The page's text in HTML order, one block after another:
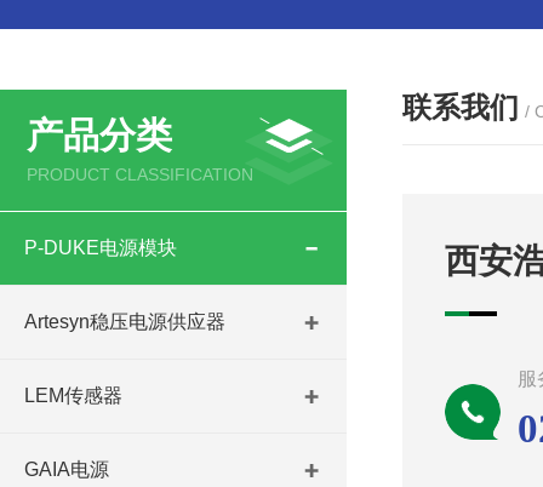
产品分类
PRODUCT CLASSIFICATION
P-DUKE电源模块
Artesyn稳压电源供应器
LEM传感器
GAIA电源
联系我们 /
西安
服